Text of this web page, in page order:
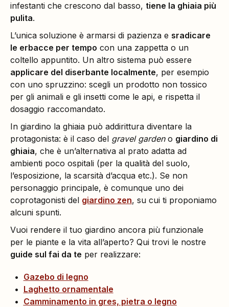
infestanti che crescono dal basso, tiene la ghiaia più
pulita.
L’unica soluzione è armarsi di pazienza e sradicare
le erbacce per tempo con una zappetta o un
coltello appuntito. Un altro sistema può essere
applicare del diserbante localmente, per esempio
con uno spruzzino: scegli un prodotto non tossico
per gli animali e gli insetti come le api, e rispetta il
dosaggio raccomandato.
In giardino la ghiaia può addirittura diventare la
protagonista: è il caso del gravel gardeno giardino di
ghiaia, che è un’alternativa al prato adatta ad
ambienti poco ospitali (per la qualità del suolo,
l’esposizione, la scarsità d’acqua etc.). Se non
personaggio principale, è comunque uno dei
coprotagonisti del giardino zen, su cui ti proponiamo
alcuni spunti.
Vuoi rendere il tuo giardino ancora più funzionale
per le piante e la vita all’aperto? Qui trovi le nostre
guide sul fai da te per realizzare:
Gazebo di legno
Laghetto ornamentale
Camminamento in gres, pietra o legno